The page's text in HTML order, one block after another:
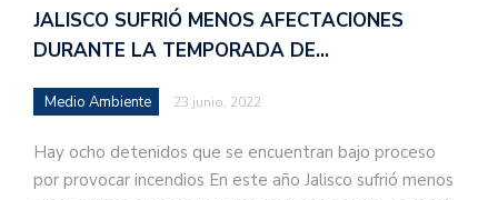
JALISCO SUFRIÓ MENOS AFECTACIONES
DURANTE LA TEMPORADA DE…
Medio Ambiente 23 junio, 2022
Hay ocho detenidos que se encuentran bajo proceso
por provocar incendios En este año Jalisco sufrió menos